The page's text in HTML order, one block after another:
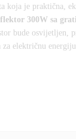
koja je praktična,
300W sa
bude
za električnu